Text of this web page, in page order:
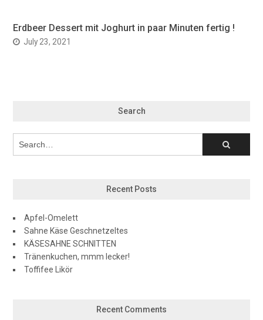
Erdbeer Dessert mit Joghurt in paar Minuten fertig !
July 23, 2021
Search
Recent Posts
Apfel-Omelett
Sahne Käse Geschnetzeltes
KÄSESAHNE SCHNITTEN
Tränenkuchen, mmm lecker!
Toffifee Likör
Recent Comments